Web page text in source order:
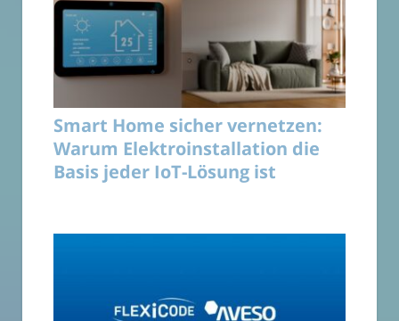
Smart Home sicher vernetzen:
Warum Elektroinstallation die
Basis jeder IoT-Lösung ist